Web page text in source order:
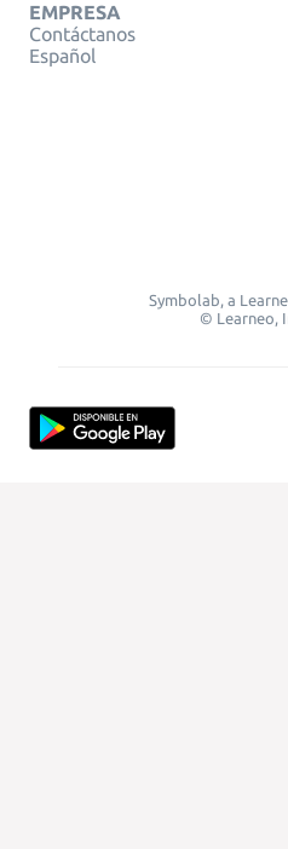
EMPRESA
Contáctanos
Español
Symbolab, a
© Learneo,